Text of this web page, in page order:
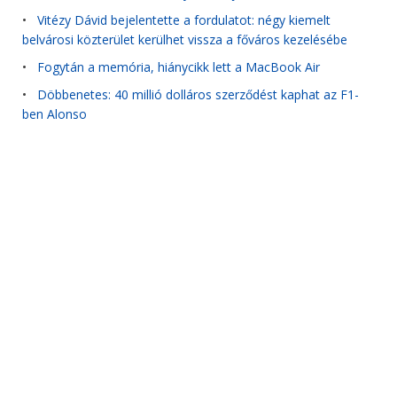
• Vitézy Dávid bejelentette a fordulatot: négy kiemelt
belvárosi közterület kerülhet vissza a főváros kezelésébe
• Fogytán a memória, hiánycikk lett a MacBook Air
• Döbbenetes: 40 millió dolláros szerződést kaphat az F1-
ben Alonso